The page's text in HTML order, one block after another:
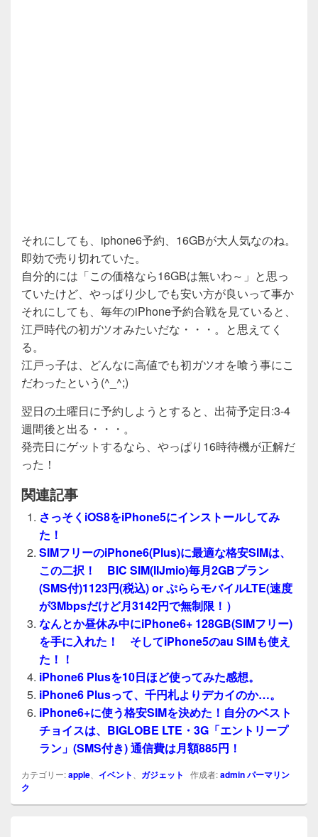
それにしても、iphone6予約、16GBが大人気なのね。
即効で売り切れていた。
自分的には「この価格なら16GBは無いわ～」と思っ
ていたけど、やっぱり少しでも安い方が良いって事か
それにしても、毎年のiPhone予約合戦を見ていると、
江戸時代の初ガツオみたいだな・・・。と思えてく
る。
江戸っ子は、どんなに高値でも初ガツオを喰う事にこ
だわったという(^_^;)
翌日の土曜日に予約しようとすると、出荷予定日:3-4
週間後と出る・・・。
発売日にゲットするなら、やっぱり16時待機が正解だ
った！
関連記事
さっそくiOS8をiPhone5にインストールしてみ
た！
SIMフリーのiPhone6(Plus)に最適な格安SIMは、
この二択！ BIC SIM(IIJmio)毎月2GBプラン
(SMS付)1123円(税込) or ぷららモバイルLTE(速度
が3Mbpsだけど月3142円で無制限！）
なんとか昼休み中にiPhone6+ 128GB(SIMフリー)
を手に入れた！ そしてiPhone5のau SIMも使え
た！！
iPhone6 Plusを10日ほど使ってみた感想。
iPhone6 Plusって、千円札よりデカイのか…。
iPhone6+に使う格安SIMを決めた！自分のベスト
チョイスは、BIGLOBE LTE・3G「エントリープ
ラン」(SMS付き) 通信費は月額885円！
カテゴリー:apple イベント ガジェット 作成者:adminパーマリン
ク